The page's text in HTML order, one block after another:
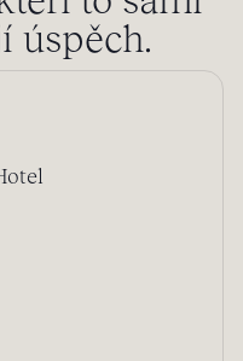
úspěch.